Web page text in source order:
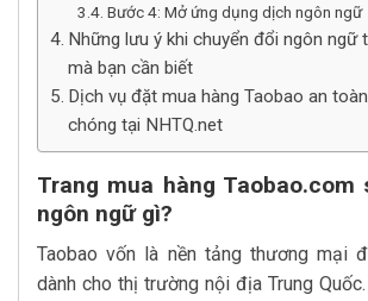
Bước 4: Mở ứng dụng dịch ngôn ngữ
Những lưu ý khi chuyển đổi ngôn ngữ
mà bạn cần biết
Dịch vụ đặt mua hàng Taobao an
chóng tại NHTQ.net
Trang mua hàng Taobao.com
ngôn ngữ gì?
Taobao vốn là nền tảng thương mại
dành cho thị trường nội địa Trung